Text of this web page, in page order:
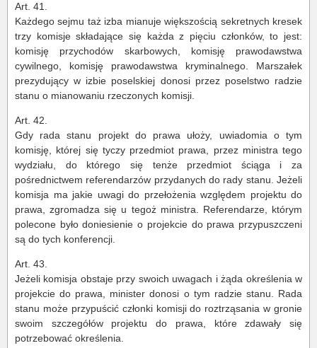
Art. 41.
Każdego sejmu taż izba mianuje większością sekretnych kresek
trzy komisje składające się każda z pięciu członków, to jest:
komisję przychodów skarbowych, komisję prawodawstwa
cywilnego, komisję prawodawstwa kryminalnego. Marszałek
prezydujący w izbie poselskiej donosi przez poselstwo radzie
stanu o mianowaniu rzeczonych komisji.
Art. 42.
Gdy rada stanu projekt do prawa ułoży, uwiadomia o tym
komisję, której się tyczy przedmiot prawa, przez ministra tego
wydziału, do którego się tenże przedmiot ściąga i za
pośrednictwem referendarzów przydanych do rady stanu. Jeżeli
komisja ma jakie uwagi do przełożenia względem projektu do
prawa, zgromadza się u tegoż ministra. Referendarze, którym
polecone było doniesienie o projekcie do prawa przypuszczeni
są do tych konferencji.
Art. 43.
Jeżeli komisja obstaje przy swoich uwagach i żąda określenia w
projekcie do prawa, minister donosi o tym radzie stanu. Rada
stanu może przypuścić członki komisji do roztrząsania w gronie
swoim szczegółów projektu do prawa, które zdawały się
potrzebować określenia.